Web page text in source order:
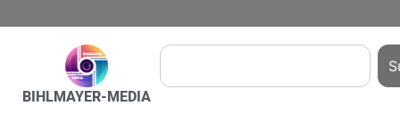
BIHLMAYER-MEDIA